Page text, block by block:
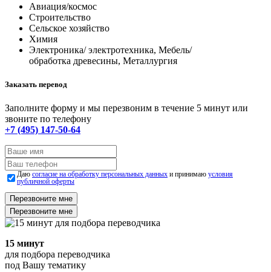
Авиация/космос
Строительство
Сельское хозяйство
Химия
Электроника/ электротехника, Мебель/
обработка древесины, Металлургия
Заказать перевод
Заполните форму и мы перезвоним в течение 5 минут или
звоните по телефону
+7 (495) 147-50-64
Даю согласие на обработку персональных данных и принимаю условия
публичной оферты
Перезвоните мне
Перезвоните мне
15 минут
для подбора переводчика
под Вашу тематику